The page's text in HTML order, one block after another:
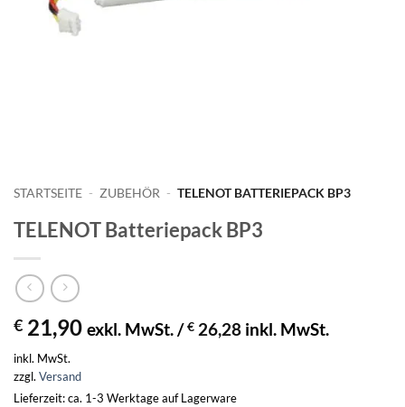
STARTSEITE - ZUBEHÖR - TELENOT BATTERIEPACK BP3
TELENOT Batteriepack BP3
€ 21,90 exkl. MwSt. /€ 26,28 inkl. MwSt.
inkl. MwSt.
zzgl. Versand
Lieferzeit: ca. 1-3 Werktage auf Lagerware